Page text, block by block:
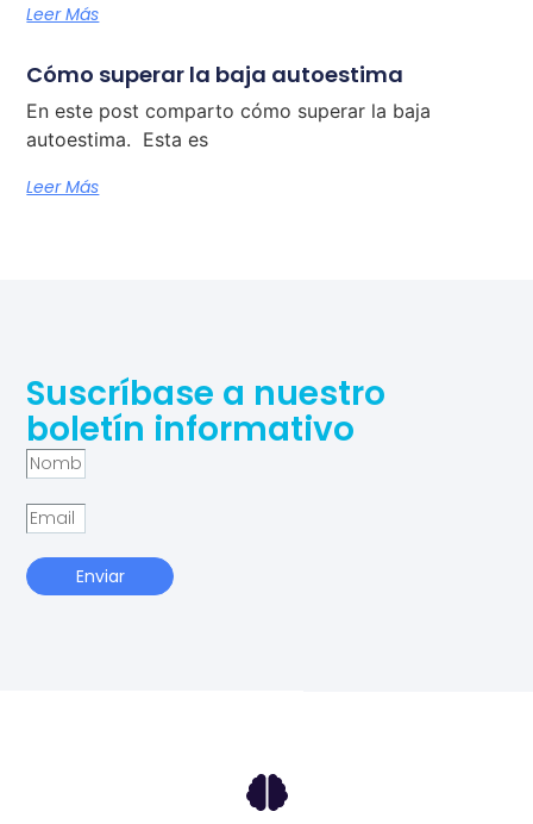
Leer Más
Cómo superar la baja autoestima
En este post comparto cómo superar la baja
autoestima. Esta es
Leer Más
Suscríbase a nuestro
boletín informativo
Enviar